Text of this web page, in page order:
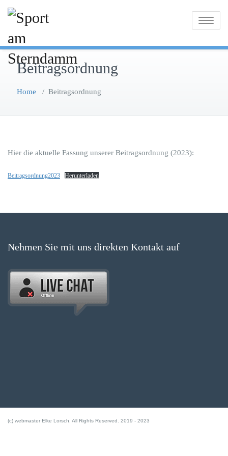
Toggle
Beitragsordnung
Home / Beitragsordnung
Hier die aktuelle Fassung unserer Beitragsordnung (2023):
Beitragsordnung2023 Herunterladen
Nehmen Sie mit uns direkten Kontakt auf
(c) webmaster Elke Lorsch. All Rights Reserved. 2019 - 2023